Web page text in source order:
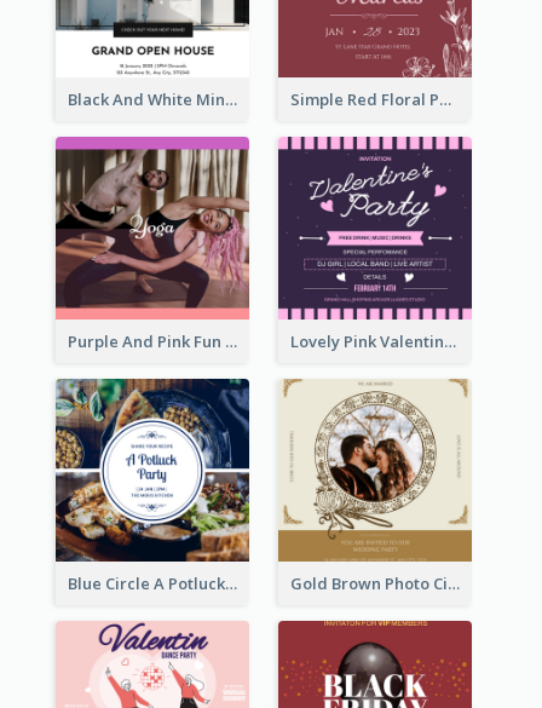
Black And White Minimal Grand Open House Invitation Simple Red Floral Pattern Wedding Invitation
Purple And Pink Fun Yoga Joining Invitation Lovely Pink Valentine Celebration Invitation Design Ideas
Blue Circle A Potluck Party Invitation Gold Brown Photo Circle Wedding Invitation